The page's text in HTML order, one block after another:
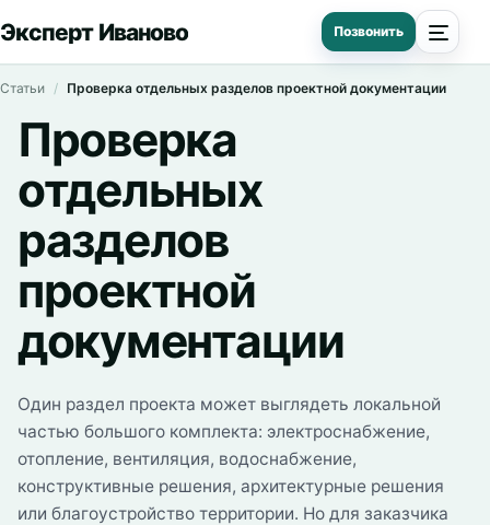
Эксперт Иваново
Статьи Проверка отдельных разделов проектной документации
Проверка
отдельных
разделов
проектной
документации
Один раздел проекта может выглядеть локальной
частью большого комплекта: электроснабжение,
отопление, вентиляция, водоснабжение,
конструктивные решения, архитектурные решения
или благоустройство территории. Но для заказчика